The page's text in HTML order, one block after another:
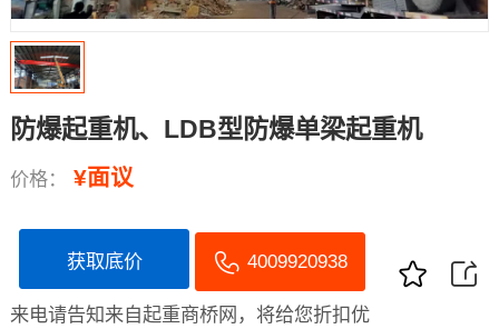
防爆起重机、LDB型防爆单梁起重机
价格： ¥面议
获取底价 4009920938
来电请告知来自起重商桥网，将给您折扣优